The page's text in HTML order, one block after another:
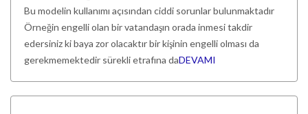
Bu modelin kullanımı açısından ciddi sorunlar bulunmaktadır
Örneğin engelli olan bir vatandaşın orada inmesi takdir
edersiniz ki baya zor olacaktır bir kişinin engelli olması da
gerekmemektedir sürekli etrafına daDEVAMI